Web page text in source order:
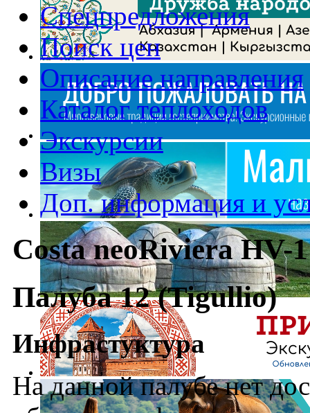
Спецпредложения
Поиск цен
Описание направления
Каталог теплоходов
Экскурсии
Визы
Доп. информация и
Costa neoRiviera HV-1
Палуба 12 (Tigullio)
Инфрастуктура
На данной палубе нет